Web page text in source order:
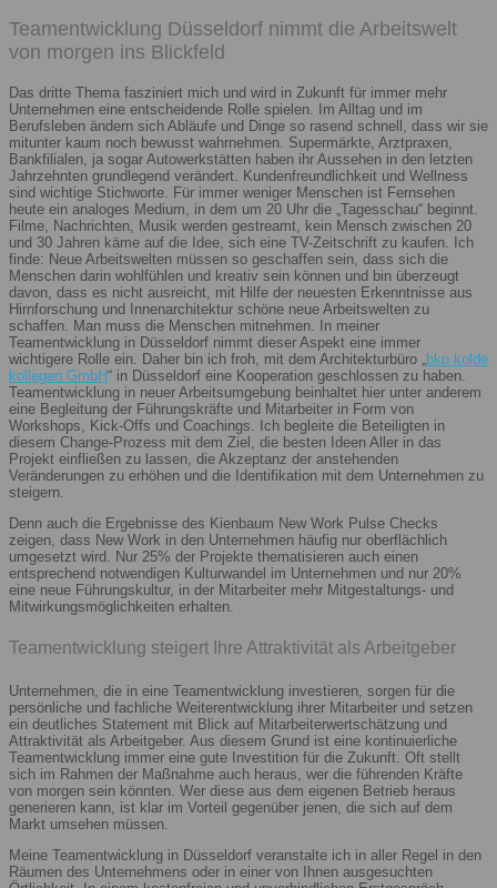
Teamentwicklung Düsseldorf nimmt die Arbeitswelt
von morgen ins Blickfeld
Das dritte Thema fasziniert mich und wird in Zukunft für immer mehr
Unternehmen eine entscheidende Rolle spielen. Im Alltag und im
Berufsleben ändern sich Abläufe und Dinge so rasend schnell, dass wir sie
mitunter kaum noch bewusst wahrnehmen. Supermärkte, Arztpraxen,
Bankfilialen, ja sogar Autowerkstätten haben ihr Aussehen in den letzten
Jahrzehnten grundlegend verändert. Kundenfreundlichkeit und Wellness
sind wichtige Stichworte. Für immer weniger Menschen ist Fernsehen
heute ein analoges Medium, in dem um 20 Uhr die „Tagesschau“ beginnt.
Filme, Nachrichten, Musik werden gestreamt, kein Mensch zwischen 20
und 30 Jahren käme auf die Idee, sich eine TV-Zeitschrift zu kaufen. Ich
finde: Neue Arbeitswelten müssen so geschaffen sein, dass sich die
Menschen darin wohlfühlen und kreativ sein können und bin überzeugt
davon, dass es nicht ausreicht, mit Hilfe der neuesten Erkenntnisse aus
Hirnforschung und Innenarchitektur schöne neue Arbeitswelten zu
schaffen. Man muss die Menschen mitnehmen. In meiner
Teamentwicklung in Düsseldorf nimmt dieser Aspekt eine immer
wichtigere Rolle ein. Daher bin ich froh, mit dem Architekturbüro „bkp kolde
kollegen GmbH“ in Düsseldorf eine Kooperation geschlossen zu haben.
Teamentwicklung in neuer Arbeitsumgebung beinhaltet hier unter anderem
eine Begleitung der Führungskräfte und Mitarbeiter in Form von
Workshops, Kick-Offs und Coachings. Ich begleite die Beteiligten in
diesem Change-Prozess mit dem Ziel, die besten Ideen Aller in das
Projekt einfließen zu lassen, die Akzeptanz der anstehenden
Veränderungen zu erhöhen und die Identifikation mit dem Unternehmen zu
steigern.
Denn auch die Ergebnisse des Kienbaum New Work Pulse Checks
zeigen, dass New Work in den Unternehmen häufig nur oberflächlich
umgesetzt wird. Nur 25% der Projekte thematisieren auch einen
entsprechend notwendigen Kulturwandel im Unternehmen und nur 20%
eine neue Führungskultur, in der Mitarbeiter mehr Mitgestaltungs- und
Mitwirkungsmöglichkeiten erhalten.
Teamentwicklung steigert Ihre Attraktivität als Arbeitgeber
Unternehmen, die in eine Teamentwicklung investieren, sorgen für die
persönliche und fachliche Weiterentwicklung ihrer Mitarbeiter und setzen
ein deutliches Statement mit Blick auf Mitarbeiterwertschätzung und
Attraktivität als Arbeitgeber. Aus diesem Grund ist eine kontinuierliche
Teamentwicklung immer eine gute Investition für die Zukunft. Oft stellt
sich im Rahmen der Maßnahme auch heraus, wer die führenden Kräfte
von morgen sein könnten. Wer diese aus dem eigenen Betrieb heraus
generieren kann, ist klar im Vorteil gegenüber jenen, die sich auf dem
Markt umsehen müssen.
Meine Teamentwicklung in Düsseldorf veranstalte ich in aller Regel in den
Räumen des Unternehmens oder in einer von Ihnen ausgesuchten